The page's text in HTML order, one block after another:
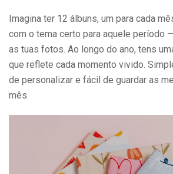
Imagina ter 12 álbuns, um para cada
com o tema certo para aquele período
as tuas fotos. Ao longo do ano, tens
que reflete cada momento vivido.
de personalizar e fácil de guardar as
mês.